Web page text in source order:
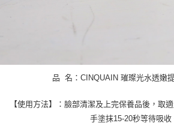
品 名：CINQUAIN 璀璨光水透嫩
【使用方法】：臉部清潔及上完保養品後，取
手塗抹15-20秒等待吸收